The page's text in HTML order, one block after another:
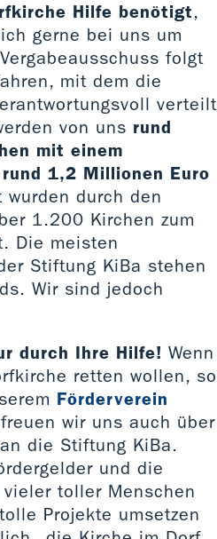
Hilfe benötigt,
gerne bei uns um
folgt
mit dem die
verteilt
von uns rund
mit einem
1,2 Millionen Euro
wurden durch den
1.200 Kirchen zum
Die meisten
Stiftung KiBa stehen
Wir sind jedoch
durch Ihre Hilfe! Wenn
retten wollen, so
Förderverein
wir uns auch über
an die Stiftung KiBa.
und die
toller Menschen
Projekte umsetzen